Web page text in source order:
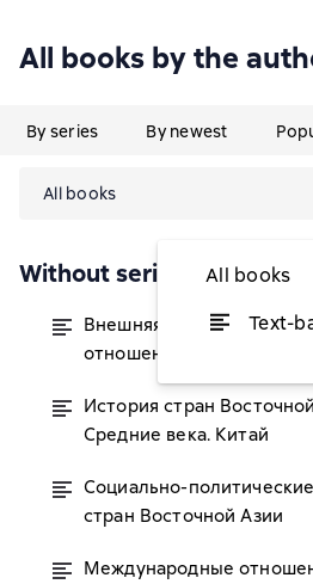
All books by the
By series By newest
All books
All books
Text-
Without series
Внешняя политика
отношении стран
История стран
Средние века. Китай
Социально-
стран Восточной Азии
Международные